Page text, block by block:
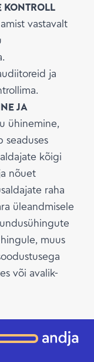
KONTROLL
vastavalt
ja
JA
ühinemine,
seaduses
kõigi
nõuet
raha
üleandmisele
muus
või avalik-